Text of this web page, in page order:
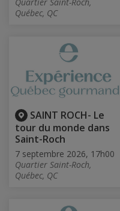
Québec, QC
SAINT ROCH- Le
tour du monde dans
Saint-Roch
7 septembre 2026, 17h00
Quartier Saint-Roch,
Québec, QC